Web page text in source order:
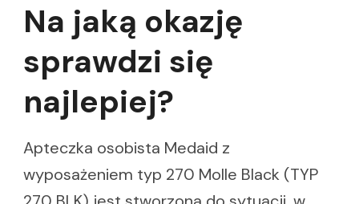
Na jaką okazję
sprawdzi się
najlepiej?
Apteczka osobista Medaid z
wyposażeniem typ 270 Molle Black (TYP